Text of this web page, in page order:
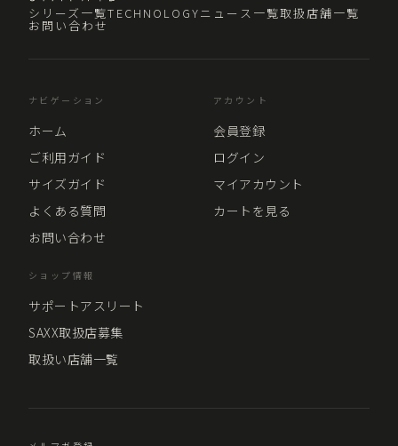
シリーズ一覧TECHNOLOGYニュース一覧取扱店舗一覧
お問い合わせ
ナビゲーション
ホーム
ご利用ガイド
サイズガイド
よくある質問
お問い合わせ
アカウント
会員登録
ログイン
マイアカウント
カートを見る
ショップ情報
サポートアスリート
SAXX取扱店募集
取扱い店舗一覧